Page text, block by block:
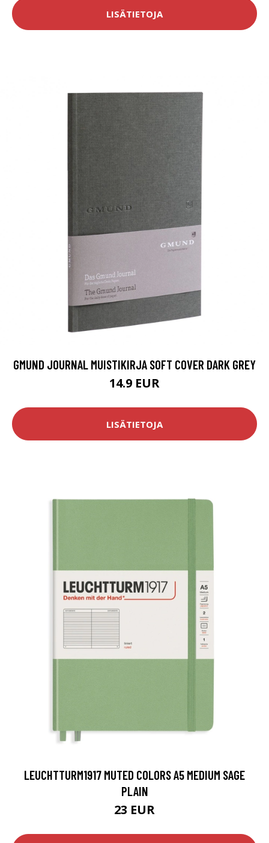
LISÄTIETOJA
GMUND JOURNAL MUISTIKIRJA SOFT COVER DARK GREY
14.9 EUR
LISÄTIETOJA
LEUCHTTURM1917 MUTED COLORS A5 MEDIUM SAGE
PLAIN
23 EUR